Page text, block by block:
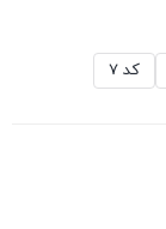
کد 7